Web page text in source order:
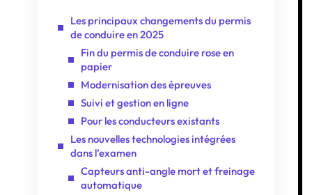
Les principaux changements du permis
de conduire en 2025
Fin du permis de conduire rose en
papier
Modernisation des épreuves
Suivi et gestion en ligne
Pour les conducteurs existants
Les nouvelles technologies intégrées
dans l’examen
Capteurs anti-angle mort et freinage
automatique